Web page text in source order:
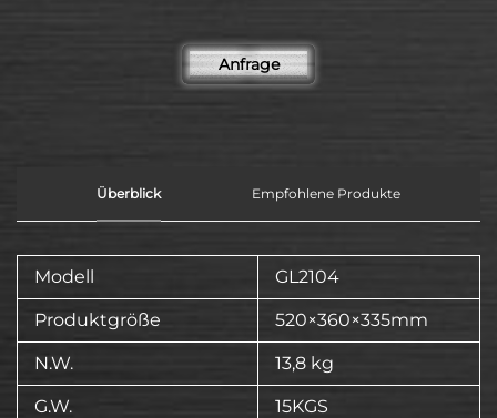
Anfrage
Überblick Empfohlene Produkte
Modell GL2104
Produktgröße 520×360×335mm
N.W. 13,8 kg
G.W. 15KGS